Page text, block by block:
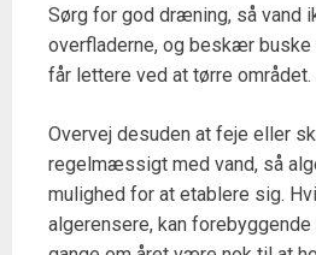
Sørg for god dræning, så vand
overfladerne, og beskær
får lettere ved at tørre området.
Overvej desuden at feje eller
regelmæssigt med vand, så
mulighed for at etablere sig.
algerensere, kan